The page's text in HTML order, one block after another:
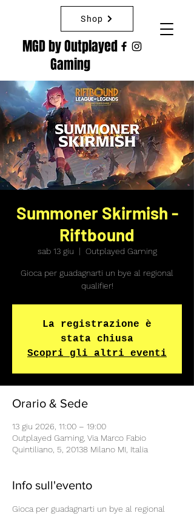
MGD by Outplayed
Gaming
Shop
Summoner Skirmish -
Riftbound
sab 13 giu
  |
Outplayed Gaming
Gioca per guadagnarti un bye al regional
qualifier!
La registrazione è
stata chiusa
Scopri gli altri eventi
Orario & Sede
13 giu 2026, 11:00 – 19:00
Outplayed Gaming, Via Marco Fabio
Quintiliano, 5, 20138 Milano MI, Italia
Info sull'evento
Gioca per guadagnarti un bye al regional